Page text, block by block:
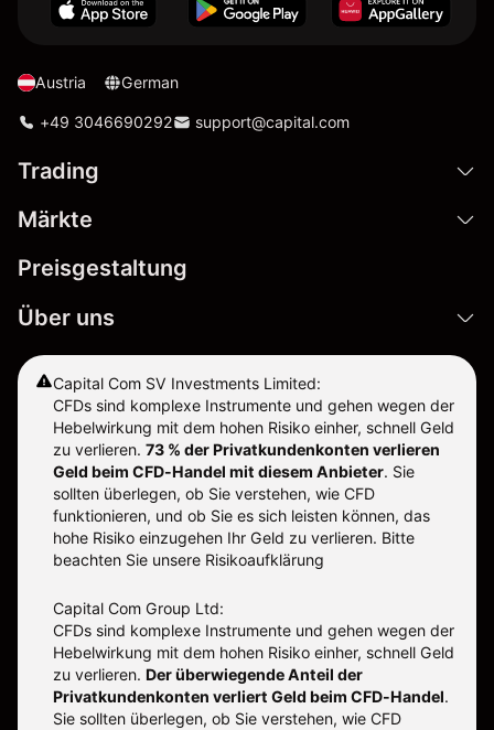
Austria German
+49 3046690292 support@capital.com
Trading
Märkte
Preisgestaltung
Über uns
Capital Com SV Investments Limited:
CFDs sind komplexe Instrumente und gehen wegen der
Hebelwirkung mit dem hohen Risiko einher, schnell Geld
zu verlieren. 73 % der Privatkundenkonten verlieren
Geld beim CFD-Handel mit diesem Anbieter. Sie
sollten überlegen, ob Sie verstehen, wie CFD
funktionieren, und ob Sie es sich leisten können, das
hohe Risiko einzugehen Ihr Geld zu verlieren. Bitte
beachten Sie unsere Risikoaufklärung
Capital Com Group Ltd:
CFDs sind komplexe Instrumente und gehen wegen der
Hebelwirkung mit dem hohen Risiko einher, schnell Geld
zu verlieren. Der überwiegende Anteil der
Privatkundenkonten verliert Geld beim CFD-Handel.
Sie sollten überlegen, ob Sie verstehen, wie CFD